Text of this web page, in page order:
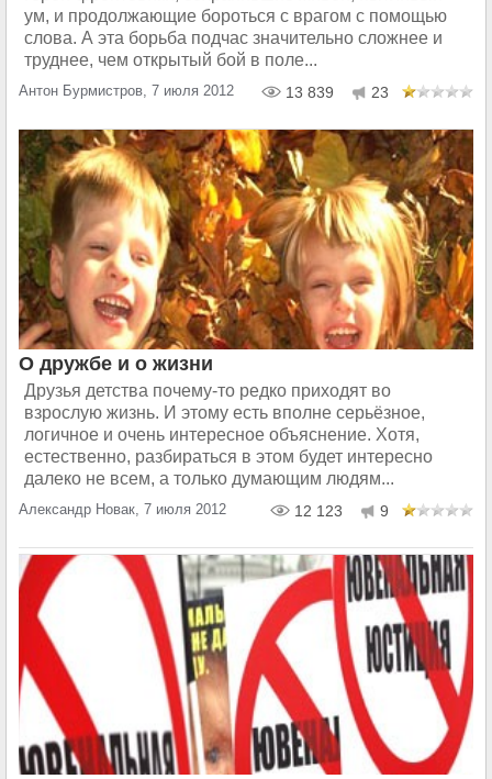
ум, и продолжающие бороться с врагом с помощью
слова. А эта борьба подчас значительно сложнее и
труднее, чем открытый бой в поле...
Антон Бурмистров, 7 июля 2012 13 839 23
О дружбе и о жизни
Друзья детства почему-то редко приходят во
взрослую жизнь. И этому есть вполне серьёзное,
логичное и очень интересное объяснение. Хотя,
естественно, разбираться в этом будет интересно
далеко не всем, а только думающим людям...
Александр Новак, 7 июля 2012 12 123 9